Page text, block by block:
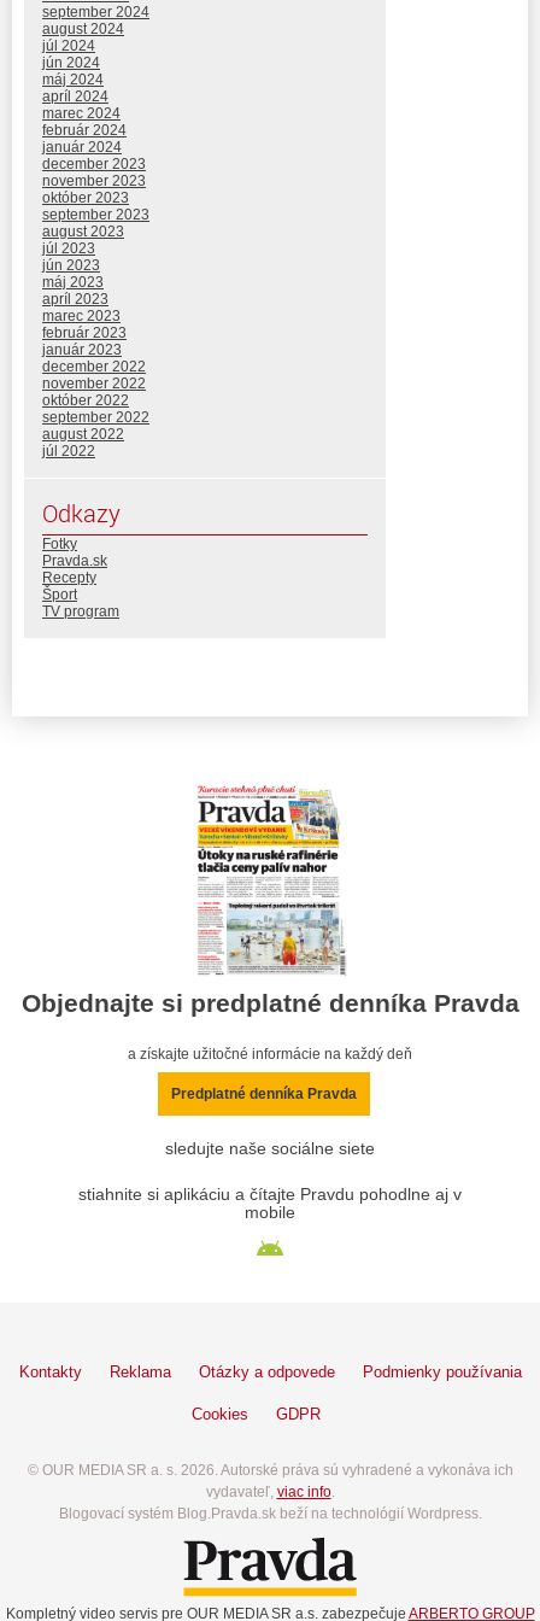
september 2024
august 2024
júl 2024
jún 2024
máj 2024
apríl 2024
marec 2024
február 2024
január 2024
december 2023
november 2023
október 2023
september 2023
august 2023
júl 2023
jún 2023
máj 2023
apríl 2023
marec 2023
február 2023
január 2023
december 2022
november 2022
október 2022
september 2022
august 2022
júl 2022
Odkazy
Fotky
Pravda.sk
Recepty
Šport
TV program
Objednajte si predplatné denníka Pravda
a získajte užitočné informácie na každý deň
Predplatné denníka Pravda
sledujte naše sociálne siete
stiahnite si aplikáciu a čítajte Pravdu pohodlne aj v
mobile
Kontakty Reklama Otázky a odpovede Podmienky používania
Cookies GDPR
© OUR MEDIA SR a. s. 2026. Autorské práva sú vyhradené a vykonáva ich
vydavateľ, viac info.
Blogovací systém Blog.Pravda.sk beží na technológií Wordpress.
Kompletný video servis pre OUR MEDIA SR a.s. zabezpečuje ARBERTO GROUP